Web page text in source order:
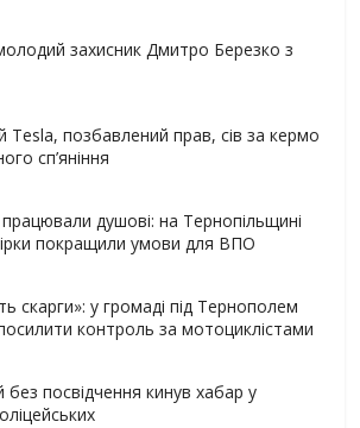
захисник Дмитро Березко з
Tesla, позбавлений прав, сів за кермо
сп’яніння
працювали душові: на Тернопільщині
покращили умови для ВПО
скарги»: у громаді під Тернополем
контроль за мотоциклістами
без посвідчення кинув хабар у